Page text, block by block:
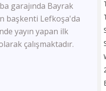
TV100
Sözcü TV
Flash Haber
Halk Tv
garajında Bayrak
başkenti Lefkoşa'da
yayın yapan ilk
çalışmaktadır.